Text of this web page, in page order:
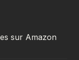
sur Amazon